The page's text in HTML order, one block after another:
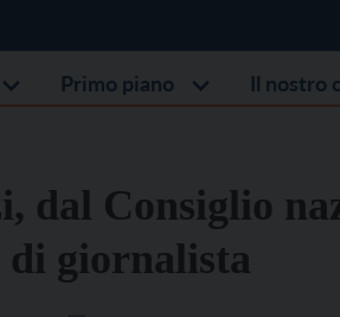
Primo piano Il nostro
dal Consiglio
di giornalista